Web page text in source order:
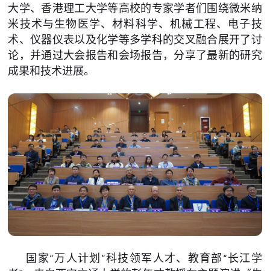
大学、香港理工大学等高校的专家学者们围绕微米纳
米技术与生物医学、材料科学、机械工程、电子技
术、仪器仪表以及化学等多学科的交叉融合展开了讨
论，并通过大会报告和会场报告，分享了最新的研究
成果和技术进展。
国家“万人计划”科技领军人才、教育部“长江学